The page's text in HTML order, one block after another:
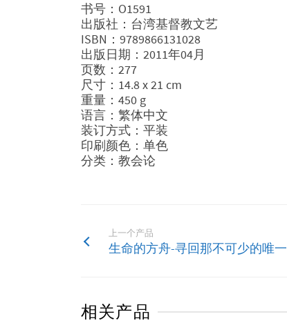
书号：O1591
出版社：台湾基督教文艺
ISBN：9789866131028
出版日期：2011年04月
页数：277
尺寸：14.8 x 21 cm
重量：450 g
语言：繁体中文
装订方式：平装
印刷颜色：单色
分类：教会论
上一个产品
生命的方舟-寻回那不可少的唯一
相关产品